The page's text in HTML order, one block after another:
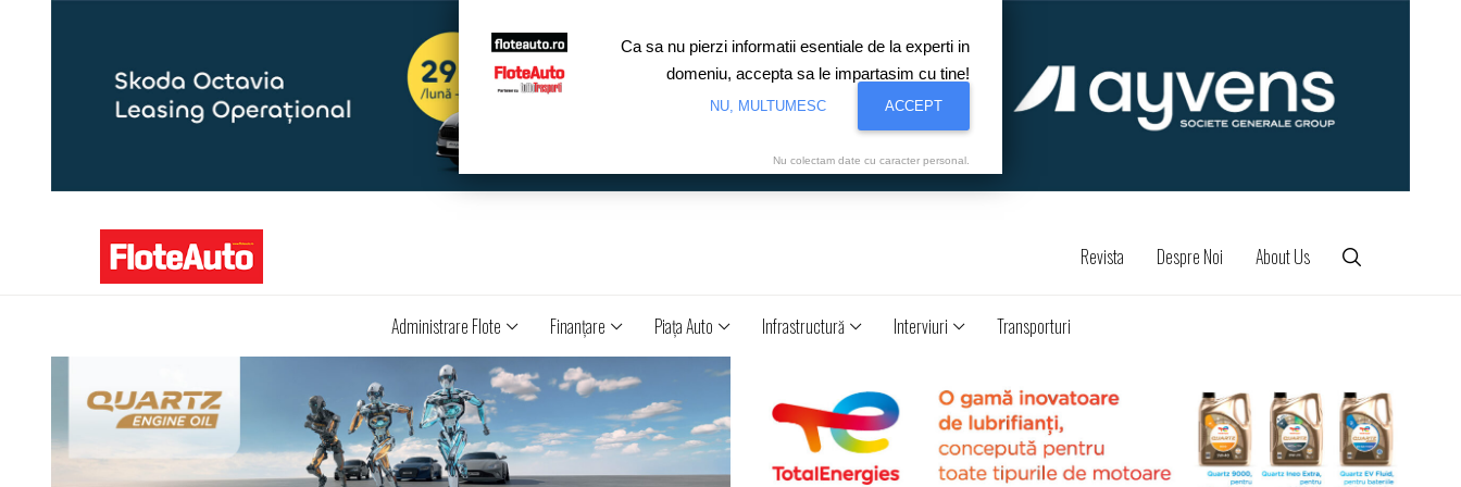
Revista Despre Noi About Us
Administrare Flote Finanţare Piaţa Auto Infrastructură Interviuri Transporturi
Ca sa nu pierzi informatii esentiale de la experti in
domeniu, accepta sa le impartasim cu tine!
NU, MULTUMESC ACCEPT
Nu colectam date cu caracter personal.